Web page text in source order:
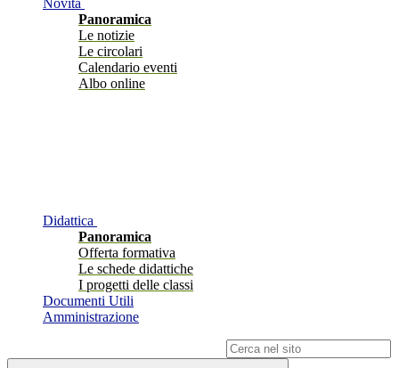
Novità
Panoramica
Le notizie
Le circolari
Calendario eventi
Albo online
Didattica
Panoramica
Offerta formativa
Le schede didattiche
I progetti delle classi
Documenti Utili
Amministrazione